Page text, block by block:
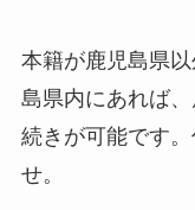
本籍が鹿児島県
島県内にあれば
続きが可能です
せ。